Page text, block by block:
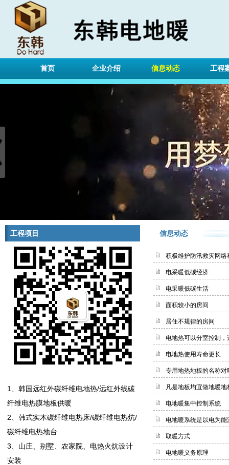
首页 企业介绍 信息动态 工程
工程项目
1、韩国远红外碳纤维电地热/远红外线碳
纤维电热膜地板供暖
2、韩式实木碳纤维电热床/碳纤维电热炕/
碳纤维电热地台
3、山庄、别墅、农家院、电热火炕设计
安装
信息动态
积极维护防汛救灾网络
电采暖低碳经济
电采暖低碳生活
面积较小的房间
居住不规律的房间
电地热可以分室控制，
电地热使用寿命更长
专用地热地板的名称对
凡是地板均宜做地暖地
电地暖集中控制系统
电地暖系统是以电为能
取暖方式
电地暖义务原理